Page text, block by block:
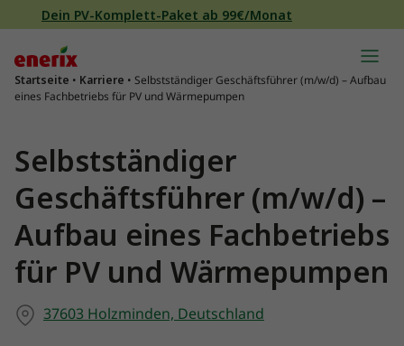
Direkt zum Inhalt wechseln
Dein PV-Komplett-Paket ab 99€/Monat
Hauptnavigation
Startseite • Karriere • Selbstständiger Geschäftsführer (m/w/d) – Aufbau
eines Fachbetriebs für PV und Wärmepumpen
Selbstständiger
Geschäftsführer (m/w/d) –
Aufbau eines Fachbetriebs
für PV und Wärmepumpen
37603 Holzminden, Deutschland